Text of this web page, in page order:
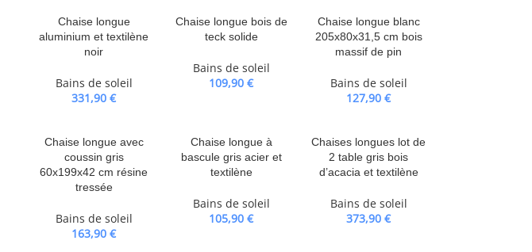
Chaise longue
aluminium et textilène
noir
Bains de soleil
331,90€
Chaise longue bois de
teck solide
Bains de soleil
109,90€
Chaise longue blanc
205x80x31,5 cm bois
massif de pin
Bains de soleil
127,90€
Chaise longue avec
coussin gris
60x199x42 cm résine
tressée
Bains de soleil
163,90€
Chaise longue à
bascule gris acier et
textilène
Bains de soleil
105,90€
Chaises longues lot de
2 table gris bois
d’acacia et textilène
Bains de soleil
373,90€